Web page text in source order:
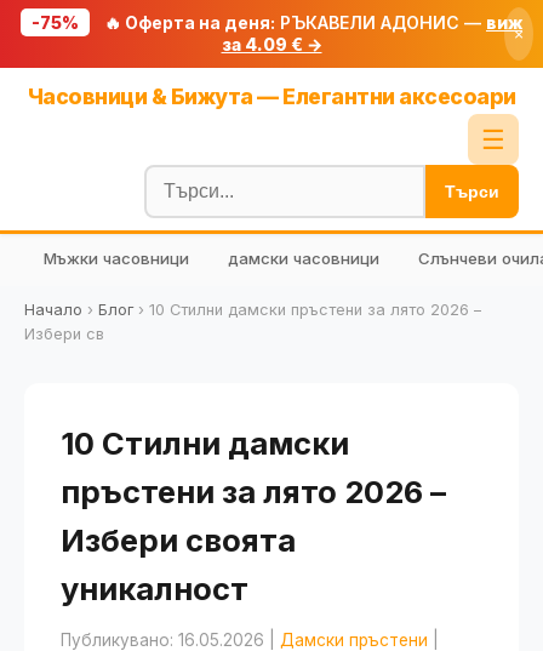
-75% 🔥 Оферта на деня: РЪКАВЕЛИ АДОНИС — виж
за 4.09 € →
×
Часовници & Бижута — Елегантни аксесоари
☰
Блог
🧮 Калкулатори
🔍 Намери продукт
🎁 Подарък
Търси
Мъжки часовници дамски часовници Слънчеви
Начало › Блог› 10 Стилни дамски пръстени за лято 2026 –
Избери св
10 Стилни дамски
пръстени за лято 2026 –
Избери своята
уникалност
Публикувано: 16.05.2026 Дамски пръстени